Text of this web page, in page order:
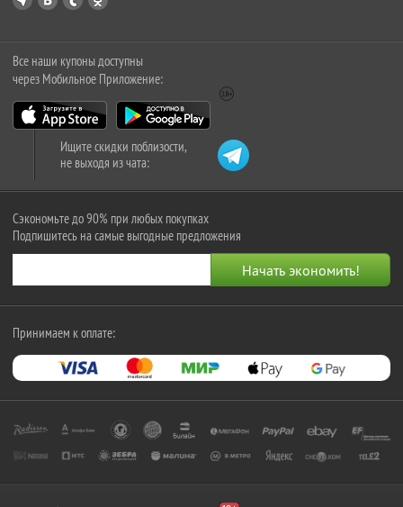
Все наши купоны доступны
через Мобильное Приложение:
Ищите скидки поблизости,
не выходя из чата:
Сэкономьте до 90% при любых покупках
Подпишитесь на самые выгодные предложения
Принимаем к оплате: